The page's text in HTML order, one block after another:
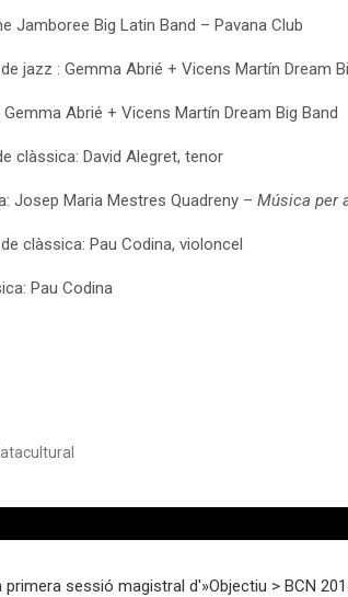
Jamboree Big Latin Band – Pavana Club
jazz : Gemma Abrié + Vicens Martín Dream
Abrié + Vicens Martín Dream Big Band
clàssica: David Alegret, tenor
Josep Maria Mestres Quadreny – Música per
clàssica: Pau Codina, violoncel
Pau Codina
primera sessió magistral d'»Objectiu > BCN